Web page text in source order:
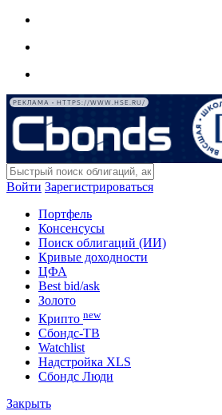
РЕКЛАМА • HTTPS://WWW.HSE.RU/
Войти Зарегистрироваться
Портфель
Консенсусы
Поиск облигаций (ИИ)
Кривые доходности
ЦФА
Best bid/ask
Золото
Крипто new
Сбондс-ТВ
Watchlist
Надстройка XLS
Сбондс Люди
Закрыть